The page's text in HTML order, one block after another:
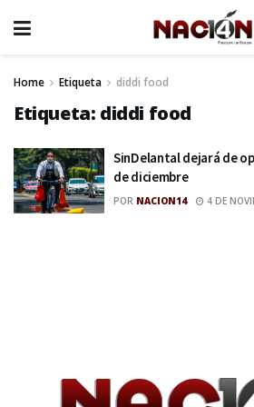
Home Etiqueta diddi food
Etiqueta: diddi food
SinDelantal dejará de
de diciembre
POR NACION14 4 DE